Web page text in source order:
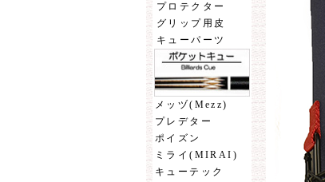
プロテクター
グリップ用皮
キューパーツ
メッヅ(Mezz)
プレデター
ポイズン
ミライ(MIRAI)
キューテック